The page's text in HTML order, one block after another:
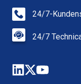
24/7-
24/7